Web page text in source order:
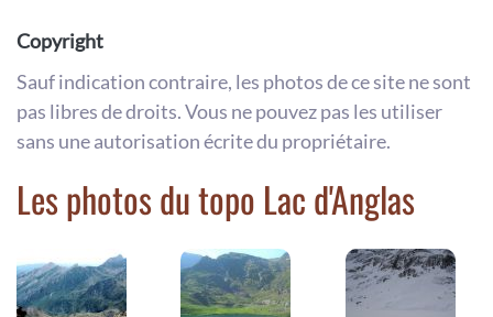
Copyright
Sauf indication contraire, les photos de ce site ne sont
pas libres de droits. Vous ne pouvez pas les utiliser
sans une autorisation écrite du propriétaire.
Les photos du topo Lac d'Anglas